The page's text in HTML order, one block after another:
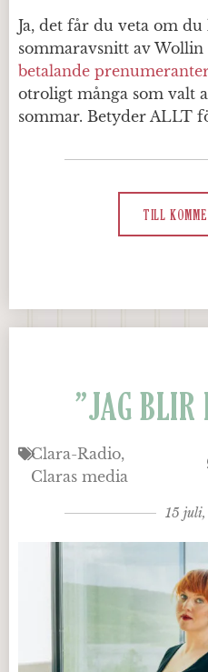
Ja, det får du veta om du
sommaravsnitt av Wollin
betalande
otroligt många som valt
sommar. Betyder ALLT
TILL
”JAG BLIR
Clara-Radio
Claras media
15